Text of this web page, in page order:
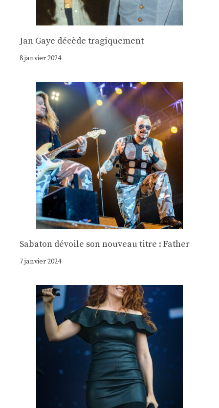
Jan Gaye décède tragiquement
8 janvier 2024
Sabaton dévoile son nouveau titre : Father
7 janvier 2024